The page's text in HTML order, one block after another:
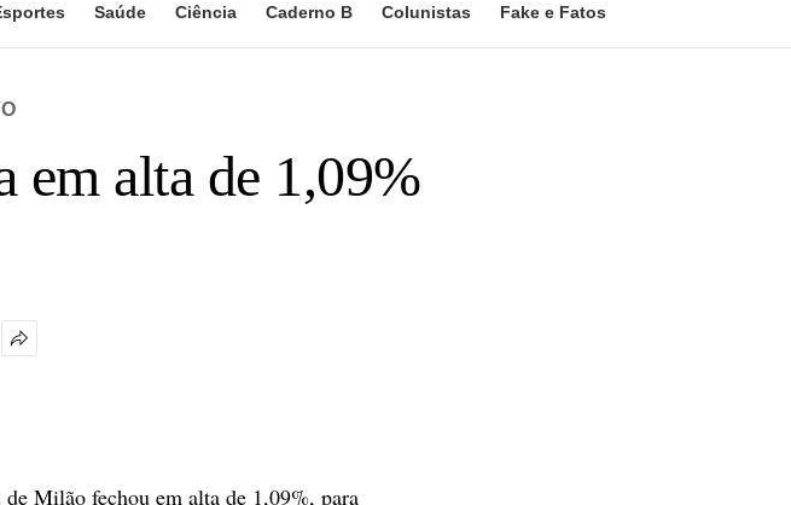
Saúde Ciência Caderno B Colunistas Fake e Fatos
em alta de 1,09%
Milão fechou em alta de 1,09%, para